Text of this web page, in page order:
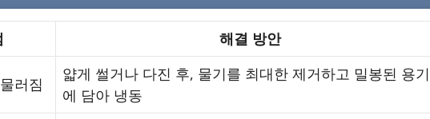
해결 방안
러짐
얇게 썰거나 다진 후, 물기를 최대한 제거하고 밀봉된 용기
에 담아 냉동